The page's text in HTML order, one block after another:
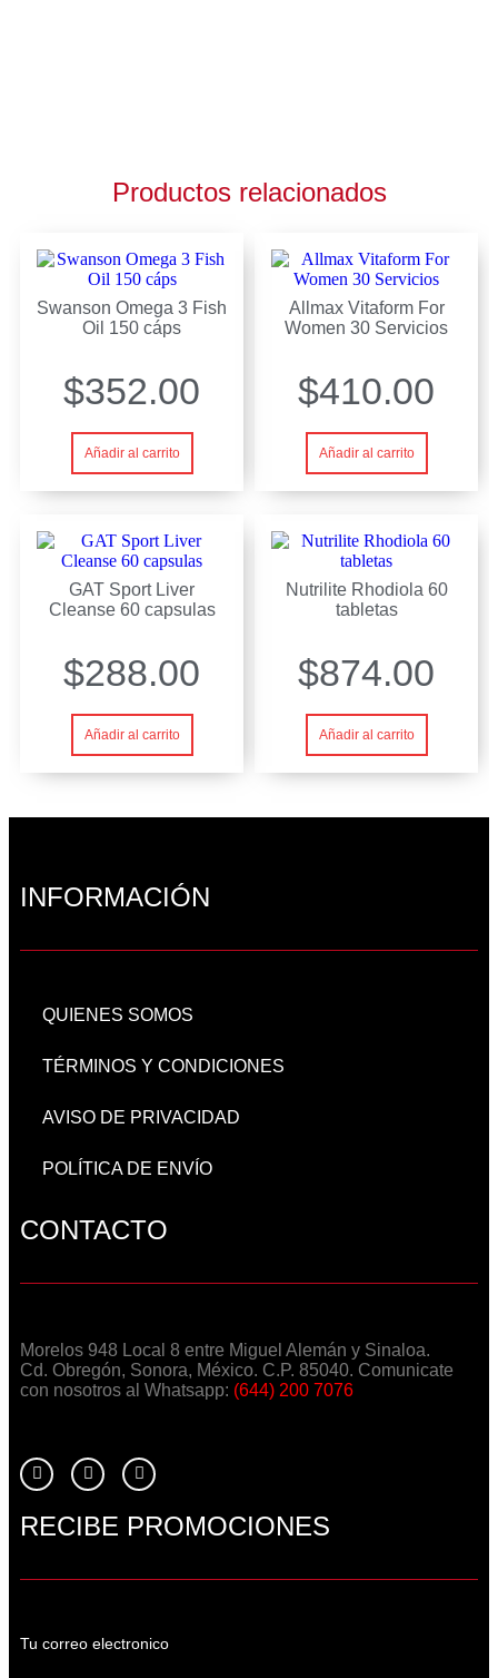
Productos relacionados
Swanson Omega 3 Fish
Oil 150 cáps
$352.00
Añadir al carrito
Allmax Vitaform For
Women 30 Servicios
$410.00
Añadir al carrito
GAT Sport Liver
Cleanse 60 capsulas
$288.00
Añadir al carrito
Nutrilite Rhodiola 60
tabletas
$874.00
Añadir al carrito
INFORMACIÓN
QUIENES SOMOS
TÉRMINOS Y CONDICIONES
AVISO DE PRIVACIDAD
POLÍTICA DE ENVÍO
CONTACTO
Morelos 948 Local 8 entre Miguel Alemán y Sinaloa.
Cd. Obregón, Sonora, México. C.P. 85040. Comunicate
con nosotros al Whatsapp: (644) 200 7076
RECIBE PROMOCIONES
Tu correo electronico